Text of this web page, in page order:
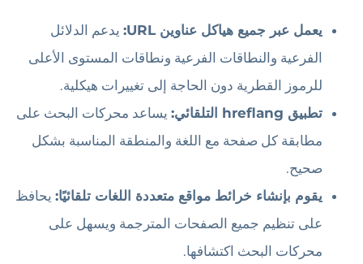
يعمل عبر جميع هياكل عناوين URL:
يدعم الدلائل
الفرعية والنطاقات الفرعية ونطاقات المستوى الأعلى
للرموز القطرية دون الحاجة إلى تغييرات هيكلية.
تطبيق hreflang التلقائي:
يساعد محركات البحث على
مطابقة كل صفحة مع اللغة والمنطقة المناسبة بشكل
صحيح.
يقوم بإنشاء خرائط مواقع متعددة اللغات تلقائيًا: يحافظ
على تنظيم جميع الصفحات المترجمة ويسهل على
محركات البحث اكتشافها.